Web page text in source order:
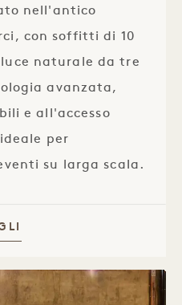
nell'antico
con soffitti di 10
naturale da tre
avanzata,
e all'accesso
per
su larga scala.